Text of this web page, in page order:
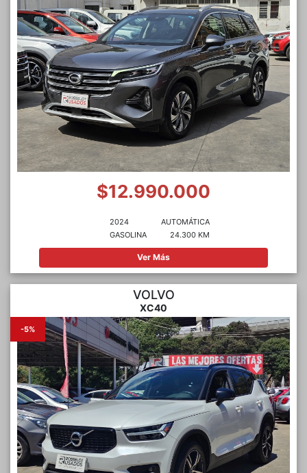
$12.990.000
2024
GASOLINA
AUTOMÁTICA
24.300 KM
Ver Más
VOLVO
XC40
-5%